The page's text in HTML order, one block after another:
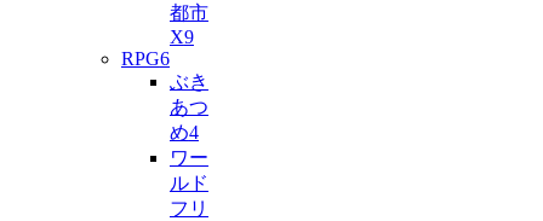
都市
X9
RPG6
ぶき
あつ
め4
ワー
ルド
フリ